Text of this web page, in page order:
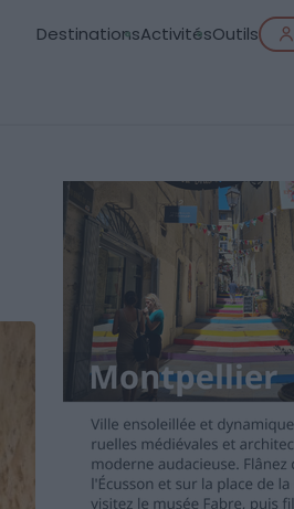
DestinationsActivitésOutils